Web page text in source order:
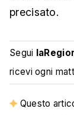
precisato.
Segui
ricevi ogni
Questo